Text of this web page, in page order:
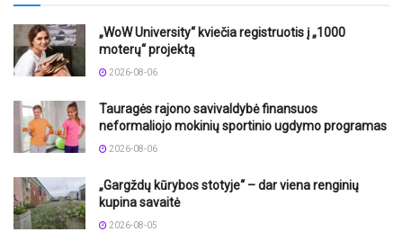
„WoW University“ kviečia registruotis į „1000
moterų“ projektą
2026-08-06
Tauragės rajono savivaldybė finansuos
neformaliojo mokinių sportinio ugdymo programas
2026-08-06
„Gargždų kūrybos stotyje“ – dar viena renginių
kupina savaitė
2026-08-05